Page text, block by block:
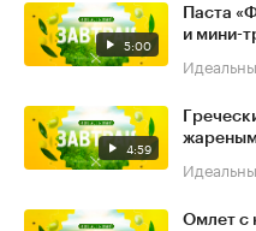
5:00
Паста
и мини-
4:59
Омлет с